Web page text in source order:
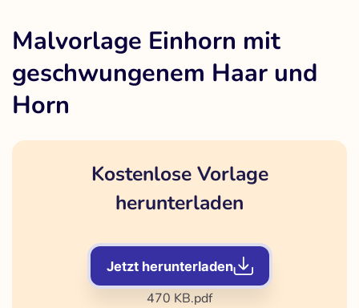
Malvorlage Einhorn mit
geschwungenem Haar und
Horn
Kostenlose Vorlage
herunterladen
Jetzt herunterladen
470 KB.pdf